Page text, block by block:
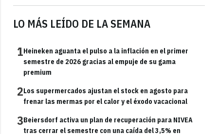
LO MÁS LEÍDO DE LA SEMANA
1Heineken aguanta el pulso a la inflación en el primer
semestre de 2026 gracias al empuje de su gama
premium
2Los supermercados ajustan el stock en agosto para
frenar las mermas por el calor y el éxodo vacacional
3Beiersdorf activa un plan de recuperación para NIVEA
tras cerrar el semestre con una caída del 3,5% en